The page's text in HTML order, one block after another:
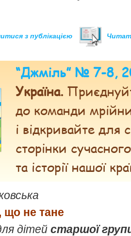
з публікацією
“Джміль” № 7-8,
Україна.
до команди
і відкривайте для
сторінки
та історії нашої
що не тане
дітей старшої